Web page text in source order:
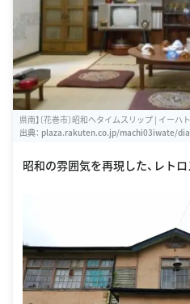
県南】〔花巻市〕昭和へタイムスリップ | イー
出典： plaza.rakuten.co.jp/machi03iwate/
昭和の雰囲気を再現した、レト